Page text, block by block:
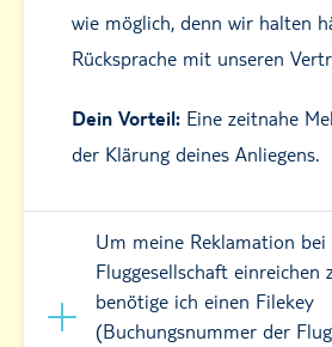
wie möglich, denn wir halten
Rücksprache mit unseren
Dein Vorteil: Eine zeitnahe
der Klärung deines Anliegens.
Um meine Reklamation bei
Fluggesellschaft einreichen
benötige ich einen Filekey
(Buchungsnummer der